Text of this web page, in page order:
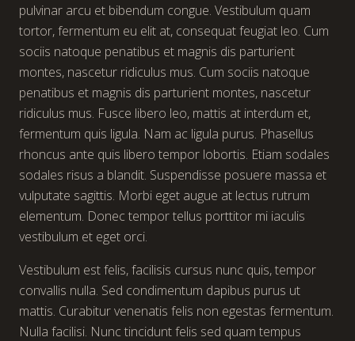
pulvinar arcu et bibendum congue. Vestibulum quam
tortor, fermentum eu elit at, consequat feugiat leo. Cum
sociis natoque penatibus et magnis dis parturient
montes, nascetur ridiculus mus. Cum sociis natoque
penatibus et magnis dis parturient montes, nascetur
ridiculus mus. Fusce libero leo, mattis at interdum et,
fermentum quis ligula. Nam ac ligula purus. Phasellus
rhoncus ante quis libero tempor lobortis. Etiam sodales
sodales risus a blandit. Suspendisse posuere massa et
vulputate sagittis. Morbi eget augue at lectus rutrum
elementum. Donec tempor tellus porttitor mi iaculis
vestibulum et eget orci.
Vestibulum est felis, facilisis cursus nunc quis, tempor
convallis nulla. Sed condimentum dapibus purus ut
mattis. Curabitur venenatis felis non egestas fermentum.
Nulla facilisi. Nunc tincidunt felis sed quam tempus